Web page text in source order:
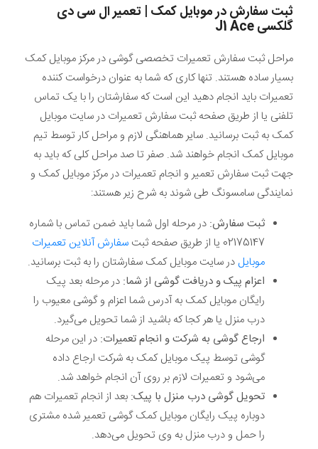
ثبت سفارش در موبایل کمک | تعمیر ال سی دی
گلکسیJ1 Ace
مراحل ثبت سفارش تعمیرات تخصصی گوشی در مرکز موبایل کمک
بسیار ساده هستند. تنها کاری که شما به عنوان درخواست کننده
تعمیرات باید انجام دهید این است که سفارشتان را با یک تماس
تلفنی یا از طریق صفحه ثبت سفارش تعمیرات در سایت موبایل
کمک به ثبت برسانید. سایر هماهنگی لازم و مراحل کار توسط تیم
موبایل کمک انجام خواهند شد. صفر تا صد مراحل کلی که باید به
جهت ثبت سفارش تعمیر و انجام تعمیرات در مرکز موبایل کمک و
نمایندگی سامسونگ طی شوند به شرح زیر هستند:
ثبت سفارش: در مرحله اول شما باید ضمن تماس با شماره
02175147 یا از طریق صفحه ثبت
سفارش آنلاین تعمیرات
موبایل در سایت موبایل کمک سفارشتان را به ثبت برسانید.
اعزام پیک و دریافت گوشی از شما: در مرحله بعد پیک
رایگان موبایل کمک به آدرس شما اعزام و گوشی معیوب را
درب منزل یا هر کجا که باشید از شما تحویل می‌گیرد.
ارجاع گوشی به شرکت و انجام تعمیرات: در این مرحله
گوشی توسط پیک موبایل کمک به شرکت ارجاع داده
می‌شود و تعمیرات لازم بر روی آن انجام خواهد شد.
تحویل گوشی درب منزل با پیک: بعد از انجام تعمیرات هم
دوباره پیک رایگان موبایل کمک گوشی تعمیر شده مشتری
را حمل و درب منزل به وی تحویل می‌دهد.